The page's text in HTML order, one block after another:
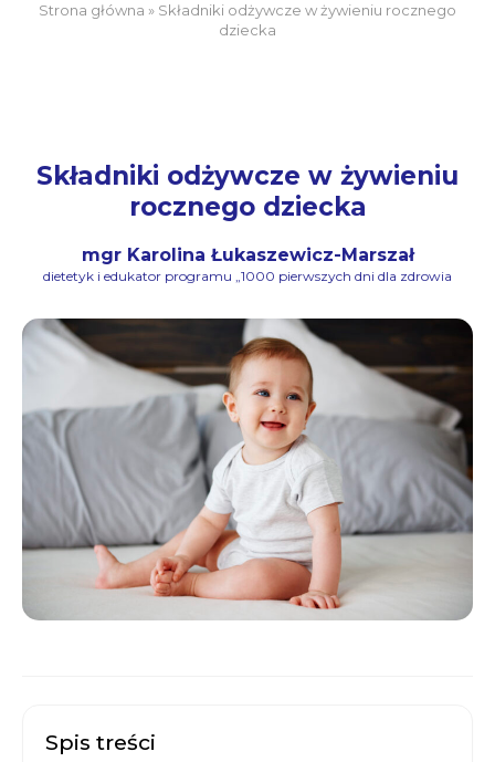
Strona główna » Składniki odżywcze w żywieniu rocznego
dziecka
Składniki odżywcze w żywieniu
rocznego dziecka
mgr Karolina Łukaszewicz-Marszał
dietetyk i edukator programu „1000 pierwszych dni dla zdrowia
Spis treści